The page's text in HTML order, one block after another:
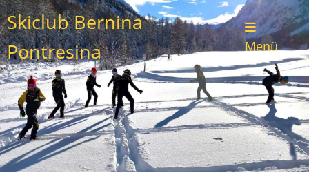
Skiclub Bernina
Pontresina
Menü